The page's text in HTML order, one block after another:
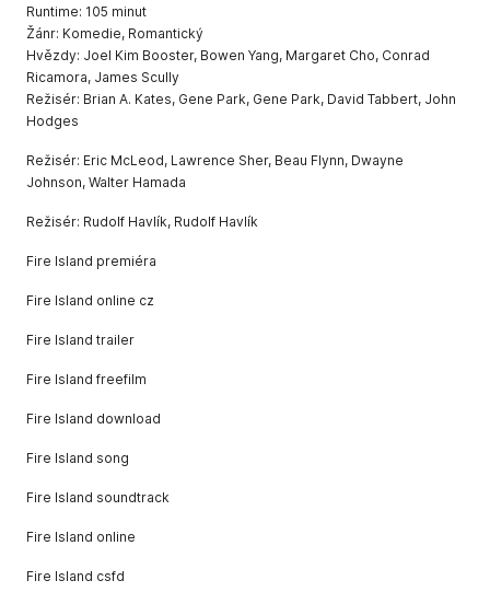
Runtime: 105 minut
Žánr: Komedie, Romantický
Hvězdy: Joel Kim Booster, Bowen Yang, Margaret Cho, Conrad
Ricamora, James Scully
Režisér: Brian A. Kates, Gene Park, Gene Park, David Tabbert, John
Hodges
Režisér: Eric McLeod, Lawrence Sher, Beau Flynn, Dwayne
Johnson, Walter Hamada
Režisér: Rudolf Havlík, Rudolf Havlík
Fire Island premiéra
Fire Island online cz
Fire Island trailer
Fire Island freefilm
Fire Island download
Fire Island song
Fire Island soundtrack
Fire Island online
Fire Island csfd